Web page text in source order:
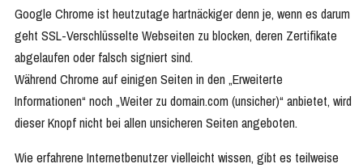
Google Chrome ist heutzutage hartnäckiger denn je, wenn es darum
geht SSL-Verschlüsselte Webseiten zu blocken, deren Zertifikate
abgelaufen oder falsch signiert sind.
Während Chrome auf einigen Seiten in den „Erweiterte
Informationen“ noch „Weiter zu domain.com (unsicher)“ anbietet, wird
dieser Knopf nicht bei allen unsicheren Seiten angeboten.
Wie erfahrene Internetbenutzer vielleicht wissen, gibt es teilweise